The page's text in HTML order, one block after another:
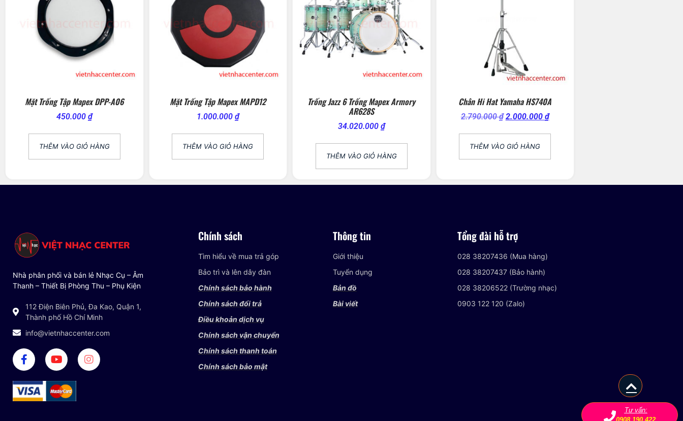
Mặt Trống Tập Mapex DPP-A06
450.000 ₫
THÊM VÀO GIỎ HÀNG
Mặt Trống Tập Mapex MAPD12
1.000.000 ₫
THÊM VÀO GIỎ HÀNG
Trống Jazz 6 Trống Mapex Armory
AR628S
34.020.000 ₫
THÊM VÀO GIỎ HÀNG
Chân Hi Hat Yamaha HS740A
2.790.000₫ 2.000.000 ₫
THÊM VÀO GIỎ HÀNG
Tư vấn:
Nhà phân phối và bán lẻ Nhạc Cụ – Âm
Thanh – Thiết Bị Phòng Thu – Phụ Kiện
112 Điện Biên Phủ, Đa Kao, Quận 1,
Thành phố Hồ Chí Minh
info@vietnhaccenter.com
Chính sách
Tìm hiểu về mua trả góp
Bảo trì và lên dây đàn
Chính sách bảo hành
Chính sách đổi trả
Điều khoản dịch vụ
Chính sách vận chuyển
Chính sách thanh toán
Chính sách bảo mật
Thông tin
Giới thiệu
Tuyển dụng
Bản đồ
Bài viết
Tổng đài hỗ trợ
028 38207436 (Mua hàng)
028 38207437 (Bảo hành)
028 38206522 (Trường nhạc)
0903 122 120 (Zalo)